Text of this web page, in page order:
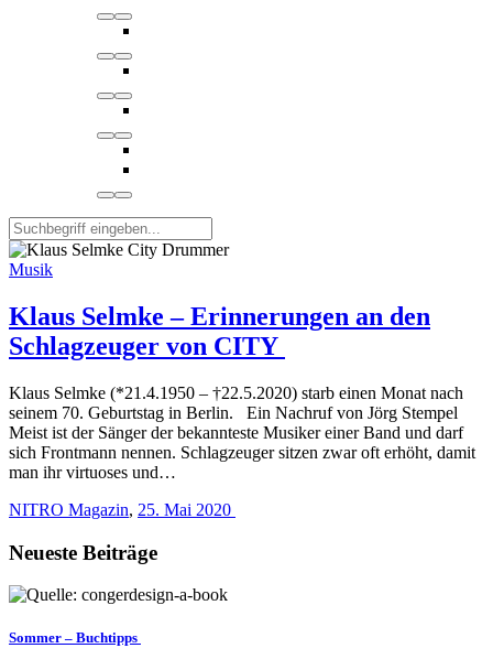
Musik
Klaus Selmke – Erinnerungen an den
Schlagzeuger von CITY
Klaus Selmke (*21.4.1950 – †22.5.2020) starb einen Monat nach
seinem 70. Geburtstag in Berlin. Ein Nachruf von Jörg Stempel
Meist ist der Sänger der bekannteste Musiker einer Band und darf
sich Frontmann nennen. Schlagzeuger sitzen zwar oft erhöht, damit
man ihr virtuoses und…
NITRO Magazin, 25. Mai 2020
Neueste Beiträge
Sommer – Buchtipps